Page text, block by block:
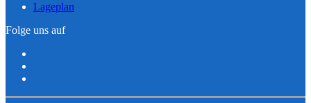
Lageplan
Folge uns auf